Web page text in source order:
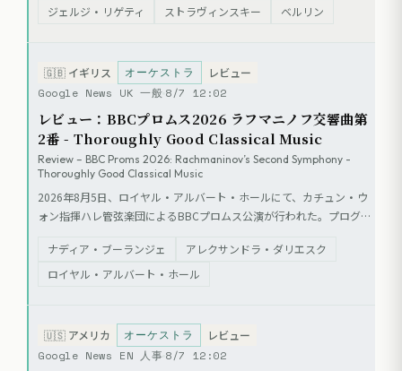
ル、ロンドン響など国内外の楽団やソリストが参加し、オペラや音楽
ジェルジ・リゲティ ストラヴィンスキー ベルリン
🇬🇧 イギリス オーケストラ レビュー
Google News UK 一般 8/7 12:02
レビュー：BBCプロムス2026 ラフマニノフ交響曲第
2番 - Thoroughly Good Classical Music
Review – BBC Proms 2026: Rachmaninov’s Second Symphony -
Thoroughly Good Classical Music
2026年8月5日、ロイヤル・アルバート・ホールにて、カチュン・ウ
ォン指揮ハレ管弦楽団によるBBCプロムス公演が行われた。プログラ
ーランジェ『ピアノとオーケストラのためのファンタジー』（ピア
ノ：アレクサンドラ・ダリエスク）、ラフマニノフ『交響曲第2
実なアプローチであり、特に終楽章が最も成功していたと評価され
ナディア・ブーランジェ
アレクサンドラ・ダリエスク
ロイヤル・アルバート・ホール
🇺🇸 アメリカ オーケストラ レビュー
Google News EN 人事 8/7 12:02